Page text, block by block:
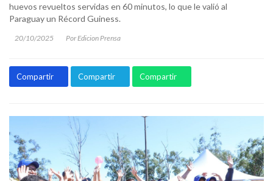
huevos revueltos servidas en 60 minutos, lo que le valió al
Paraguay un Récord Guiness.
20/10/2025 Por Edicion Prensa
Compartir Compartir Compartir